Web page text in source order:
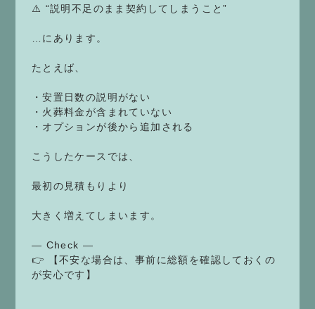
⚠️ “説明不足のまま契約してしまうこと”
…にあります。
たとえば、
・安置日数の説明がない
・火葬料金が含まれていない
・オプションが後から追加される
こうしたケースでは、
最初の見積もりより
大きく増えてしまいます。
— Check —
👉 【不安な場合は、事前に総額を確認しておくの
が安心です】